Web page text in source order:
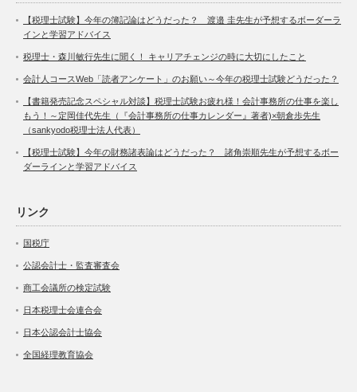
【税理士試験】今年の簿記論はどうだった？ 渡邉 圭先生が予想するボーダーラ
インと学習アドバイス
税理士・森川敏行先生に聞く！ キャリアチェンジの時に大切にしたこと
会計人コースWeb「読者アンケート」のお願い～今年の税理士試験どうだった？
【書籍発売記念スペシャル対談】税理士試験お疲れ様！会計事務所の仕事を楽し
もう！～定岡佳代先生（『会計事務所の仕事カレンダー』著者)×朝倉歩先生
（sankyodo税理士法人代表）
【税理士試験】今年の財務諸表論はどうだった？ 諸角崇順先生が予想するボー
ダーラインと学習アドバイス
リンク
国税庁
公認会計士・監査審査会
商工会議所の検定試験
日本税理士会連合会
日本公認会計士協会
全国経理教育協会